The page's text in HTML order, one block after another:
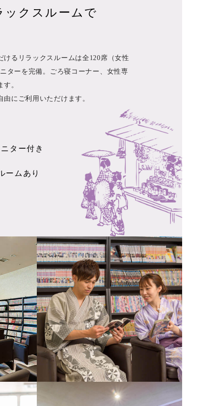
ックスルームで
けるリラックスルームは全120席（女性
ターを完備。ごろ寝コーナー、女性専
。
にご利用いただけます。
ター付き
ームあり